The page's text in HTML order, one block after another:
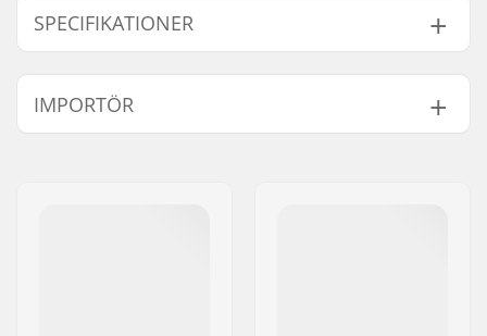
SPECIFIKATIONER
Antal tänder:
25T
Kugghjuls montering:
Vikt:
57g
IMPORTÖR